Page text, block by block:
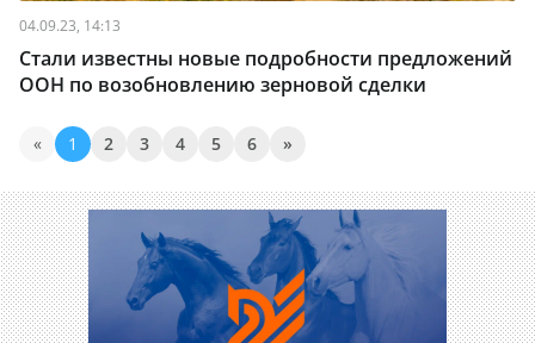
04.09.23, 14:13
Стали известны новые подробности предложений
ООН по возобновлению зерновой сделки
« 1 2 3 4 5 6 »